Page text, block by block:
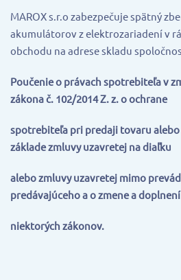
MAROX s.r.o zabezpečuje spätný
akumulátorov z elektrozariadení v
obchodu na adrese skladu
Poučenie o právach spotrebiteľa v
zákona č. 102/2014 Z. z. o ochrane
spotrebiteľa pri predaji tovaru
základe zmluvy uzavretej na diaľku
alebo zmluvy uzavretej mimo
predávajúceho a o zmene a doplnení
niektorých zákonov.